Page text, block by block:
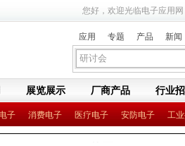
您好，欢迎光临电子应用网
应用 专题 产品 新闻
展览展示 厂商产品 行业
子 消费电子 医疗电子 安防电子 工业